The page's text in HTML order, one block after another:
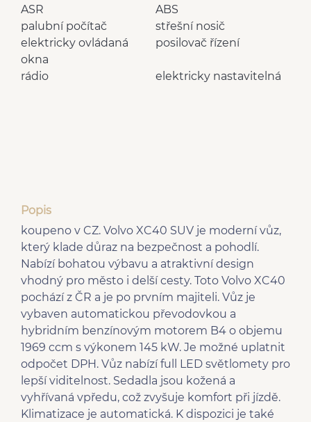
ABS
ASR
střešní nosič
palubní počítač
posilovač řízení
elektricky ovládaná
okna
elektricky nastavitelná
rádio
Popis
koupeno v CZ. Volvo XC40 SUV je moderní vůz,
který klade důraz na bezpečnost a pohodlí.
Nabízí bohatou výbavu a atraktivní design
vhodný pro město i delší cesty. Toto Volvo XC40
pochází z ČR a je po prvním majiteli. Vůz je
vybaven automatickou převodovkou a
hybridním benzínovým motorem B4 o objemu
1969 ccm s výkonem 145 kW. Je možné uplatnit
odpočet DPH. Vůz nabízí full LED světlomety pro
lepší viditelnost. Sedadla jsou kožená a
vyhřívaná vpředu, což zvyšuje komfort při jízdě.
Klimatizace je automatická. K dispozici je také